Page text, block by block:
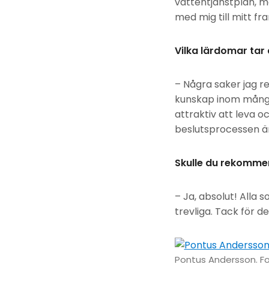
med mig till mitt
Vilka lärdomar tar
– Några saker jag
kunskap inom
attraktiv att leva
beslutsprocessen
Skulle du
– Ja, absolut! Alla
trevliga. Tack för
Pontus Andersson.